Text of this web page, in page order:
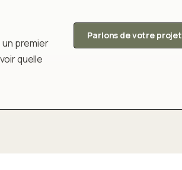
un premier
quelle
Parlons de votre projet